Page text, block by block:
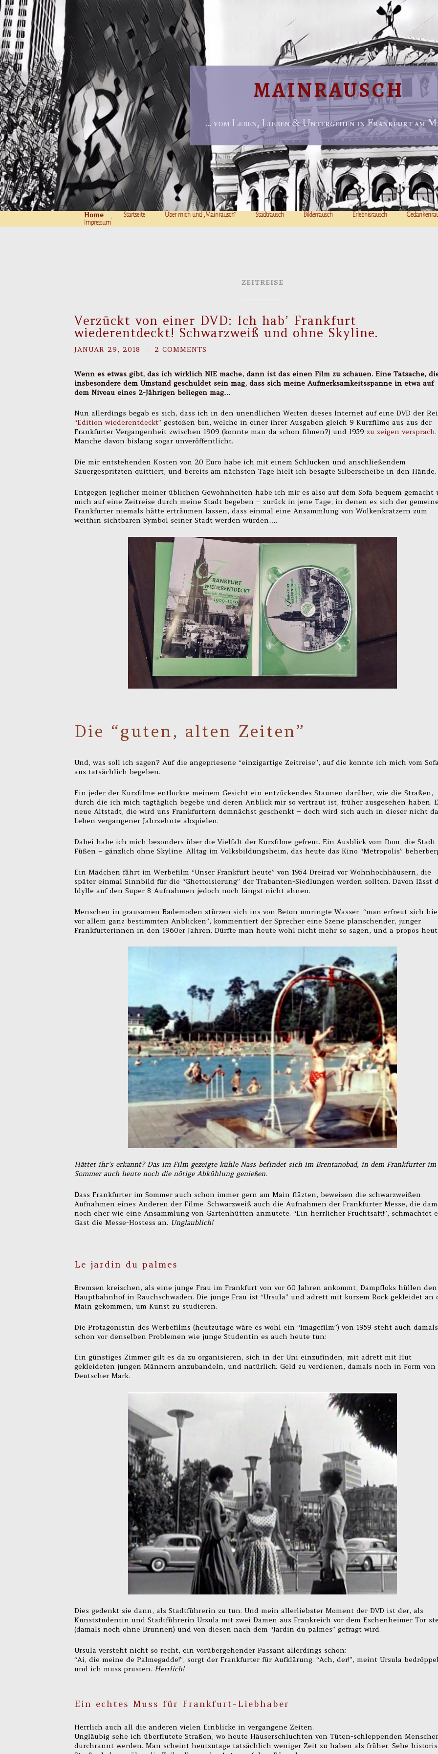
MAINRAUSCH
… vom Leben, Lieben & Untergehen in Frankfurt am
Home Startseite Über mich und „Mainrausch“ Stadtrausch Bilderrausch Erlebnisrausch
Impressum
ZEITREISE
Verzückt von einer DVD: Ich hab’ Frankfurt
wiederentdeckt! Schwarzweiß und ohne Skyline.
JANUAR 29, 2018 2 COMMENTS
Wenn es etwas gibt, das ich wirklich NIE mache, dann ist das einen Film zu schauen. Eine Tatsache,
insbesondere dem Umstand geschuldet sein mag, dass sich meine Aufmerksamkeitsspanne in etwa auf
dem Niveau eines 2-Jährigen beliegen mag…
Nun allerdings begab es sich, dass ich in den unendlichen Weiten dieses Internet auf eine DVD der
“Edition wiederentdeckt” gestoßen bin, welche in einer ihrer Ausgaben gleich 9 Kurzfilme aus aus der
Frankfurter Vergangenheit zwischen 1909 (konnte man da schon filmen?) und 1959 zu zeigen versprach.
Manche davon bislang sogar unveröffentlicht.
Die mir entstehenden Kosten von 20 Euro habe ich mit einem Schlucken und anschließendem
Sauergespritzten quittiert, und bereits am nächsten Tage hielt ich besagte Silberscheibe in den Hände.
Entgegen jeglicher meiner üblichen Gewohnheiten habe ich mir es also auf dem Sofa bequem gemacht
mich auf eine Zeitreise durch meine Stadt begeben – zurück in jene Tage, in denen es sich der gemeine
Frankfurter niemals hätte erträumen lassen, dass einmal eine Ansammlung von Wolkenkratzern zum
weithin sichtbaren Symbol seiner Stadt werden würden….
Die “guten, alten Zeiten”
Und, was soll ich sagen? Auf die angepriesene “einzigartige Zeitreise”, auf die konnte ich mich vom
aus tatsächlich begeben.
Ein jeder der Kurzfilme entlockte meinem Gesicht ein entzückendes Staunen darüber, wie die Straßen,
durch die ich mich tagtäglich begebe und deren Anblick mir so vertraut ist, früher ausgesehen haben.
neue Altstadt, die wird uns Frankfurtern demnächst geschenkt – doch wird sich auch in dieser nicht
Leben vergangener Jahrzehnte abspielen.
Dabei habe ich mich besonders über die Vielfalt der Kurzfilme gefreut. Ein Ausblick vom Dom, die Stadt
Füßen – gänzlich ohne Skyline. Alltag im Volksbildungsheim, das heute das Kino “Metropolis”
Ein Mädchen fährt im Werbefilm “Unser Frankfurt heute” von 1954 Dreirad vor Wohnhochhäusern, die
später einmal Sinnbild für die “Ghettoisierung” der Trabanten-Siedlungen werden sollten. Davon lässt
Idylle auf den Super 8-Aufnahmen jedoch noch längst nicht ahnen.
Menschen in grausamen Bademoden stürzen sich ins von Beton umringte Wasser, “man erfreut sich
vor allem ganz bestimmten Anblicken”, kommentiert der Sprecher eine Szene planschender, junger
Frankfurterinnen in den 1960er Jahren. Dürfte man heute wohl nicht mehr so sagen, und a propos
Hättet ihr’s erkannt? Das im Film gezeigte kühle Nass befindet sich im Brentanobad, in dem Frankfurter im
Sommer auch heute noch die nötige Abkühlung genießen.
Dass Frankfurter im Sommer auch schon immer gern am Main fläzten, beweisen die schwarzweißen
Aufnahmen eines Anderen der Filme. Schwarzweiß auch die Aufnahmen der Frankfurter Messe, die
noch eher wie eine Ansammlung von Gartenhütten anmutete. “Ein herrlicher Fruchtsaft!”, schmachtet
Gast die Messe-Hostess an. Unglaublich!
Le jardin du palmes
Bremsen kreischen, als eine junge Frau im Frankfurt von vor 60 Jahren ankommt, Dampfloks hüllen den
Hauptbahnhof in Rauchschwaden. Die junge Frau ist “Ursula” und adrett mit kurzem Rock gekleidet an
Main gekommen, um Kunst zu studieren.
Die Protagonistin des Werbefilms (heutzutage wäre es wohl ein “Imagefilm”) von 1959 steht auch damals
schon vor denselben Problemen wie junge Studentin es auch heute tun:
Ein günstiges Zimmer gilt es da zu organisieren, sich in der Uni einzufinden, mit adrett mit Hut
gekleideten jungen Männern anzubandeln, und natürlich: Geld zu verdienen, damals noch in Form von
Deutscher Mark.
Dies gedenkt sie dann, als Stadtführerin zu tun. Und mein allerliebster Moment der DVD ist der, als
Kunststudentin und Stadtführerin Ursula mit zwei Damen aus Frankreich vor dem Eschenheimer Tor
(damals noch ohne Brunnen) und von diesen nach dem “Jardin du palmes” gefragt wird.
Ursula versteht nicht so recht, ein vorübergehender Passant allerdings schon:
“Ai, die meine de Palmegadde!”, sorgt der Frankfurter für Aufklärung. “Ach, der!”, meint Ursula
und ich muss prusten. Herrlich!
Ein echtes Muss für Frankfurt-Liebhaber
Herrlich auch all die anderen vielen Einblicke in vergangene Zeiten.
Ungläubig sehe ich überflutete Straßen, wo heute Häuserschluchten von Tüten-schleppenden
durchrannt werden. Man scheint heutzutage tatsächlich weniger Zeit zu haben als früher. Sehe